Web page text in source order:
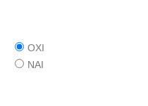
ΟΧΙ
ΝΑΙ